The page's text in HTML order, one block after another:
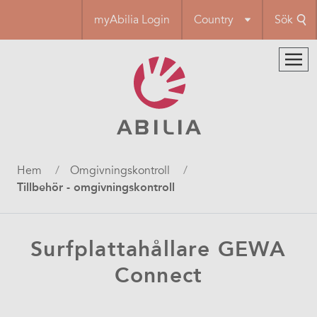
huvudinnehåll
myAbilia Login Country Sök
Länkstig
Hem Omgivningskontroll
Tillbehör - omgivningskontroll
Surfplattahållare GEWA
Connect